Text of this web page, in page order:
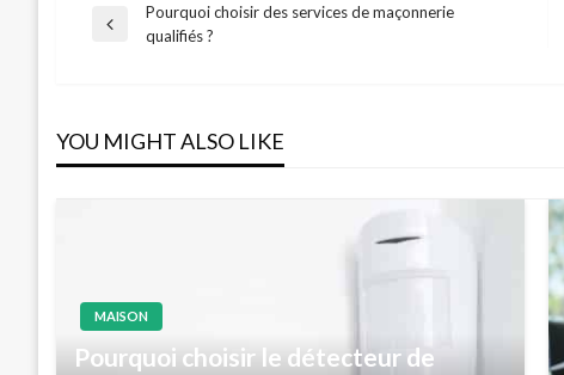
Navigation
l’article
Previous
Pourquoi choisir des services de maçonnerie
qualifiés ?
YOU MIGHT ALSO LIKE
MAISON
Pourquoi choisir le détecteur de